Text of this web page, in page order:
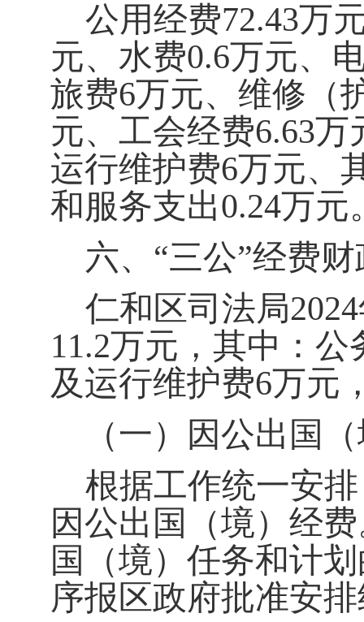
公用经费72.43万
元、 水费0.6万元、
旅费6万元、 维修（
元、工会经费6.63万
运行维护费6万元、
和服务支出0.24万元
六、 “三公”经费
仁和区司法局
11.2万元，其中：
及运行维护费6万元
（一）因公出国
根据工作统一安
因公出国（境）经
国（境）任务和计
序报区政府批准安